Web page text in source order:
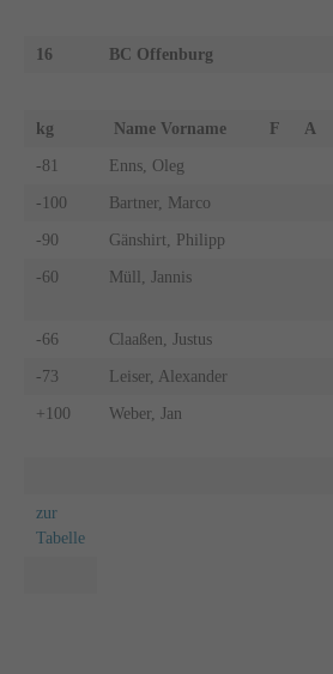
16 BC Offenburg
kg Name Vorname F A
-81 Enns, Oleg
-100 Bartner, Marco
-90 Gänshirt, Philipp
-60 Müll, Jannis
-66 Claaßen, Justus
-73 Leiser, Alexander
+100 Weber, Jan
zur
Tabelle